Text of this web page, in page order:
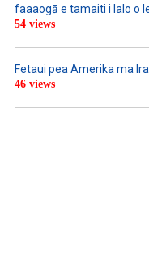
faaaogā e tamaiti i lalo o
54 views
Fetaui pea Amerika ma
46 views